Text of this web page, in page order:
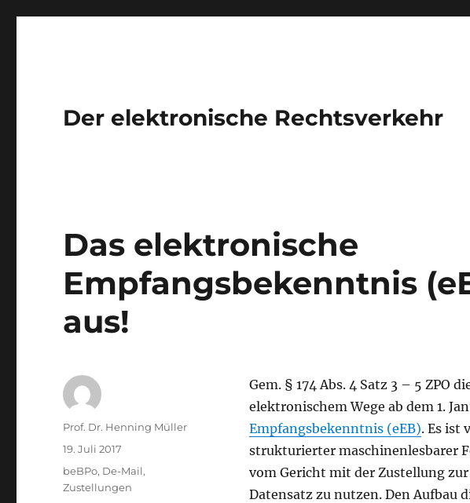
Der elektronische Rechtsverkehr
Das elektronische
Empfangsbekenntnis
aus!
Gem. § 174 Abs. 4 Satz 3 – 5 ZPO
elektronischem Wege ab dem 1.
Empfangsbekenntnis (eEB). Es ist
strukturierter maschinenlesbarer
vom Gericht mit der Zustellung
Datensatz zu nutzen. Den Aufbau
Autor
Prof. Dr. Henning Müller
Veröffentlicht
am
19. Juli 2017
Kategorien
beBPo, De-Mail,
Zustellungen